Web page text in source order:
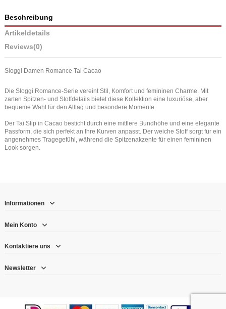
Beschreibung
Artikeldetails
Reviews(0)
Sloggi Damen Romance Tai Cacao
Die Sloggi Romance-Serie vereint Stil, Komfort und femininen Charme. Mit
zarten Spitzen- und Stoffdetails bietet diese Kollektion eine luxuriöse, aber
bequeme Wahl für den Alltag und besondere Momente.
Der Tai Slip in Cacao besticht durch eine mittlere Bundhöhe und eine elegante
Passform, die sich perfekt an Ihre Kurven anpasst. Der weiche Stoff sorgt für ein
angenehmes Tragegefühl, während die Spitzenakzente für einen femininen
Look sorgen.
Informationen
Mein Konto
Kontaktiere uns
Newsletter